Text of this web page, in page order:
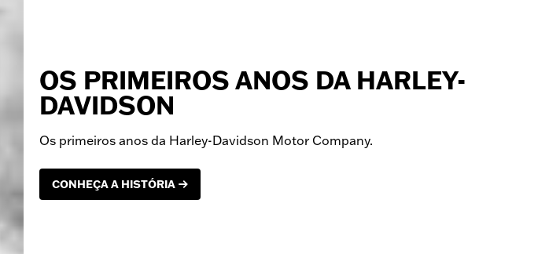
OS PRIMEIROS ANOS DA HARLEY-
DAVIDSON
Os primeiros anos da Harley-Davidson Motor Company.
CONHEÇA A HISTÓRIA